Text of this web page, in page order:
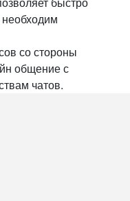
со стороны
общение с
чатов.